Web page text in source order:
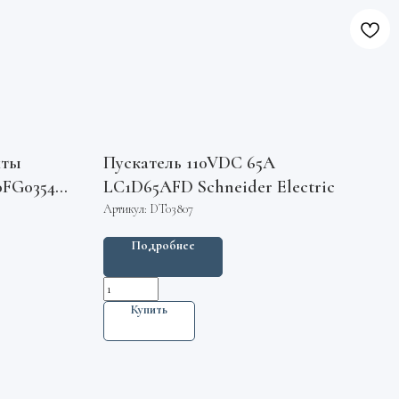
ГОСТ
Пускатель 110VDC 65А
LC1D65AFD Schneider Electric
Артикул: DT03807
Подробнее
Купить